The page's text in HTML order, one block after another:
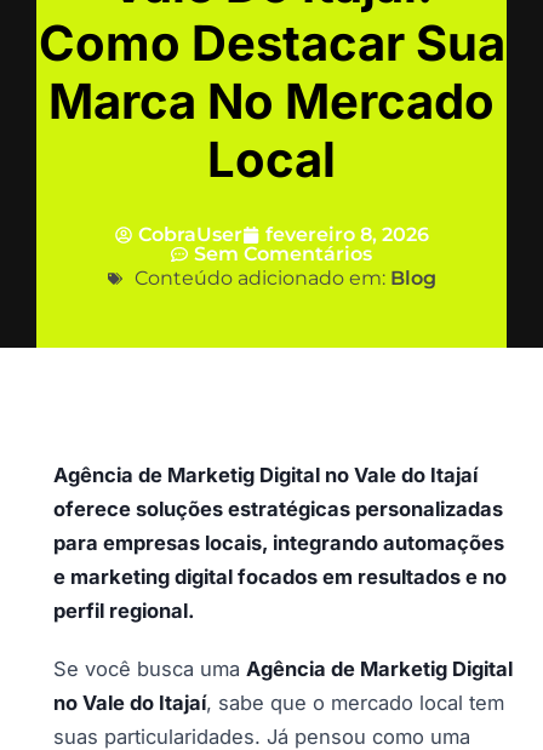
Como Destacar Sua
Marca No Mercado
Local
CobraUser
fevereiro 8, 2026
Sem Comentários
Conteúdo adicionado em: Blog
Agência de Marketig Digital no Vale do Itajaí
oferece soluções estratégicas personalizadas
para empresas locais, integrando automações
e marketing digital focados em resultados e no
perfil regional.
Se você busca uma Agência de Marketig Digital
no Vale do Itajaí, sabe que o mercado local tem
suas particularidades. Já pensou como uma